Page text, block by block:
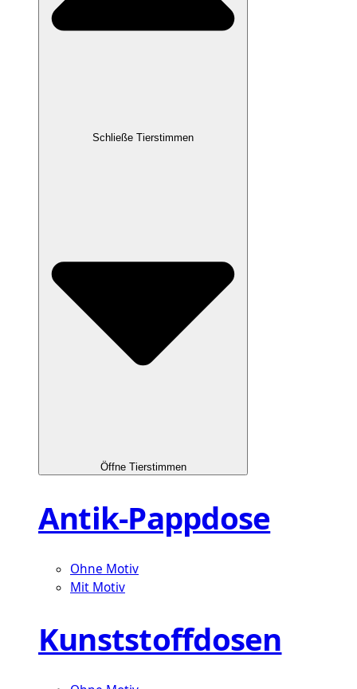
Schließe Tierstimmen
Öffne Tierstimmen
Antik-Pappdose
Ohne Motiv
Mit Motiv
Kunststoffdosen